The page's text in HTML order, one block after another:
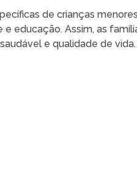
de crianças menores
educação. Assim, as
e qualidade de vida.